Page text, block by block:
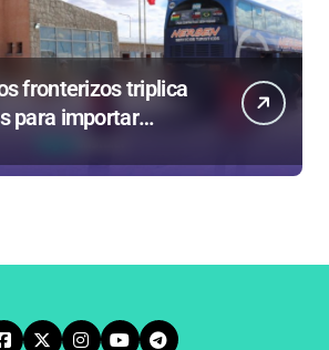
fronterizos triplica
para importar